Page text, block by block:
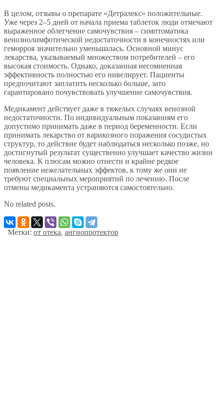
В целом, отзывы о препарате «Детралекс» положительные.
Уже через 2–5 дней от начала приема таблеток люди отмечают
выраженное облегчение самочувствия – симптоматика
венознолимфотической недостаточности в конечностях или
геморроя значительно уменьшалась. Основной минус
лекарства, указываемый множеством потребителей – его
высокая стоимость. Однако, доказанная несомненная
эффективность полностью его нивелирует. Пациенты
предпочитают заплатить несколько больше, зато
гарантировано почувствовать улучшение самочувствия.
Медикамент действует даже в тяжелых случаях венозной
недостаточности. По индивидуальным показаниям его
допустимо принимать даже в период беременности. Если
принимать лекарство от варикозного поражения сосудистых
структур, то действие будет наблюдаться несколько позже, но
достигнутый результат существенно улучшает качество жизни
человека. К плюсам можно отнести и крайне редкое
появление нежелательных эффектов, к тому же они не
требуют специальных мероприятий по лечению. После
отмены медикамента устраняются самостоятельно.
No related posts.
Метки: от отека, ангиопротектор